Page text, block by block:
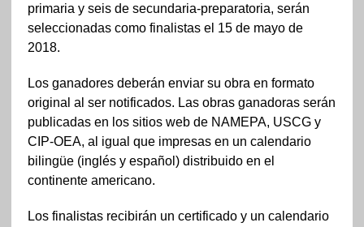
primaria y seis de secundaria-preparatoria, serán
seleccionadas como finalistas el 15 de mayo de
2018.
Los ganadores deberán enviar su obra en formato
original al ser notificados. Las obras ganadoras serán
publicadas en los sitios web de NAMEPA, USCG y
CIP-OEA, al igual que impresas en un calendario
bilingüe (inglés y español) distribuido en el
continente americano.
Los finalistas recibirán un certificado y un calendario